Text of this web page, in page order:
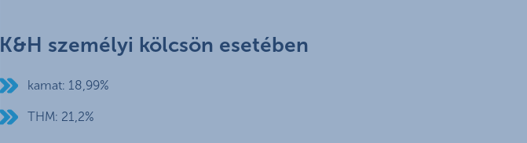
K&H személyi kölcsön esetében
kamat: 18,99%
THM: 21,2%